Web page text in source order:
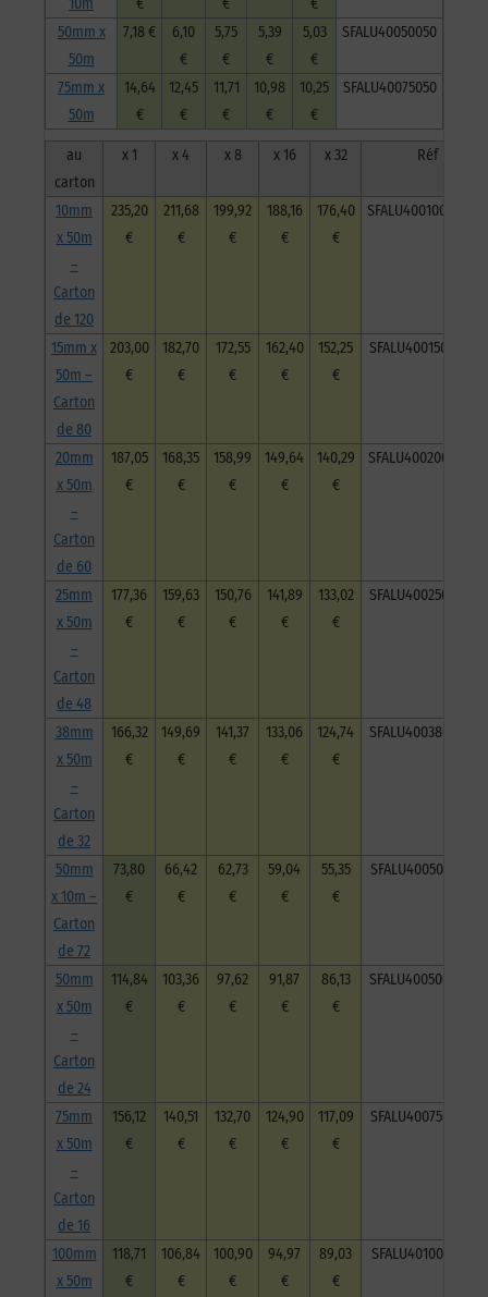
50mm x
50m
7,18 €
6,10
€
5,75
€
5,39
€
5,03
€
SFALU40050050
75mm x
50m
14,64
€
12,45
€
11,71
€
10,98
€
10,25
€
SFALU40075050
au
carton
x 1 x 4 x 8 x 16 x 32 Réf
10mm
x 50m
–
Carton
de 120
235,20
€
211,68
€
199,92
€
188,16
€
176,40
€
SFALU40010050C120
15mm x
50m –
Carton
de 80
203,00
€
182,70
€
172,55
€
162,40
€
152,25
€
SFALU40015050C80
20mm
x 50m
–
Carton
de 60
187,05
€
168,35
€
158,99
€
149,64
€
140,29
€
SFALU40020050C60
25mm
x 50m
–
Carton
de 48
177,36
€
159,63
€
150,76
€
141,89
€
133,02
€
SFALU40025050C48
38mm
x 50m
–
Carton
de 32
166,32
€
149,69
€
141,37
€
133,06
€
124,74
€
SFALU40038050C32
50mm
x 10m –
Carton
de 72
73,80
€
66,42
€
62,73
€
59,04
€
55,35
€
SFALU40050010C72
50mm
x 50m
–
Carton
de 24
114,84
€
103,36
€
97,62
€
91,87
€
86,13
€
SFALU40050050C24
75mm
x 50m
–
Carton
de 16
156,12
€
140,51
€
132,70
€
124,90
€
117,09
€
SFALU40075050C16
100mm
x 50m
118,71
€
106,84
€
100,90
€
94,97
€
89,03
€
SFALU40100050C12